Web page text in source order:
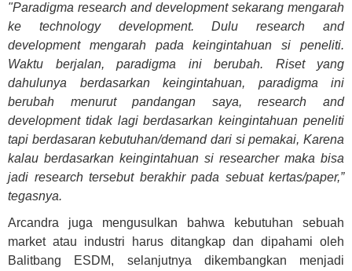
"Paradigma research and development sekarang mengarah
ke technology development. Dulu research and
development mengarah pada keingintahuan si peneliti.
Waktu berjalan, paradigma ini berubah. Riset yang
dahulunya berdasarkan keingintahuan, paradigma ini
berubah menurut pandangan saya, research and
development tidak lagi berdasarkan keingintahuan peneliti
tapi berdasaran kebutuhan/demand dari si pemakai, Karena
kalau berdasarkan keingintahuan si researcher maka bisa
jadi research tersebut berakhir pada sebuat kertas/paper,”
tegasnya.
Arcandra juga mengusulkan bahwa kebutuhan sebuah
market atau industri harus ditangkap dan dipahami oleh
Balitbang ESDM, selanjutnya dikembangkan menjadi